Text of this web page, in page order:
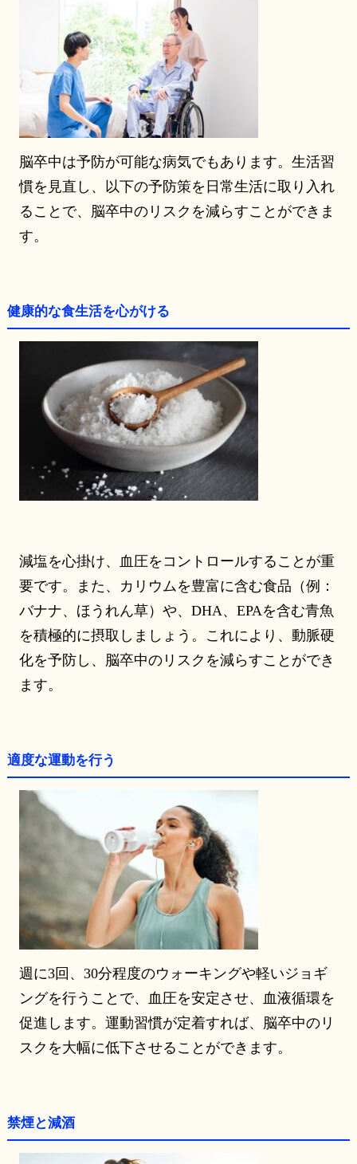
脳卒中は予防が可能な病気でもあります。生活習
慣を見直し、以下の予防策を日常生活に取り入れ
ることで、脳卒中のリスクを減らすことができま
す。
健康的な食生活を心がける
減塩を心掛け、血圧をコントロールすることが重
要です。また、カリウムを豊富に含む食品（例：
バナナ、ほうれん草）や、DHA、EPAを含む青魚
を積極的に摂取しましょう。これにより、動脈硬
化を予防し、脳卒中のリスクを減らすことができ
ます。
適度な運動を行う
週に3回、30分程度のウォーキングや軽いジョギ
ングを行うことで、血圧を安定させ、血液循環を
促進します。運動習慣が定着すれば、脳卒中のリ
スクを大幅に低下させることができます。
禁煙と減酒